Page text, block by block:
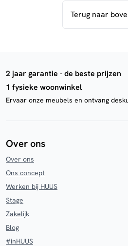
Terug naar
2 jaar garantie - de beste prijzen
1 fysieke woonwinkel
Ervaar onze meubels en ontvang
Over ons
Over ons
Ons concept
Werken bij HUUS
Stage
Zakelijk
Blog
#inHUUS